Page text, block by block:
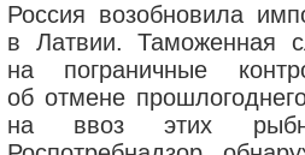
Россия возобновила
в Латвии. Таможенная
на пограничные
об отмене
на ввоз этих